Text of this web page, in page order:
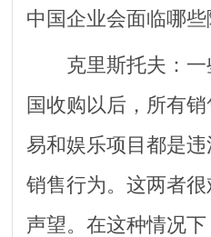
中国企业会面临哪些
克里斯托夫：一
国收购以后，所有
易和娱乐项目都是
销售行为。这两者
声望。在这种情况